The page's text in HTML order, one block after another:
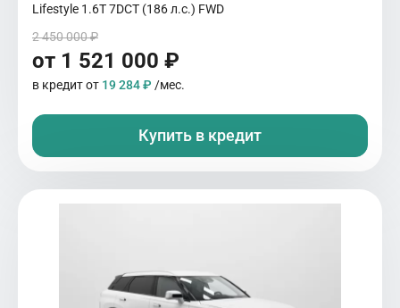
Lifestyle 1.6T 7DCT (186 л.с.) FWD
2 450 000 ₽
от 1 521 000 ₽
в кредит от 19 284 ₽ /мес.
Купить в кредит